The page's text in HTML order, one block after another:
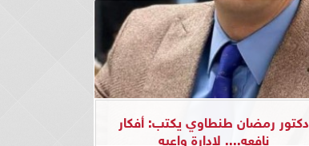
دكتور رمضان طنطاوي يكتب: أفكار
نافعه.... لإدارة واعيه